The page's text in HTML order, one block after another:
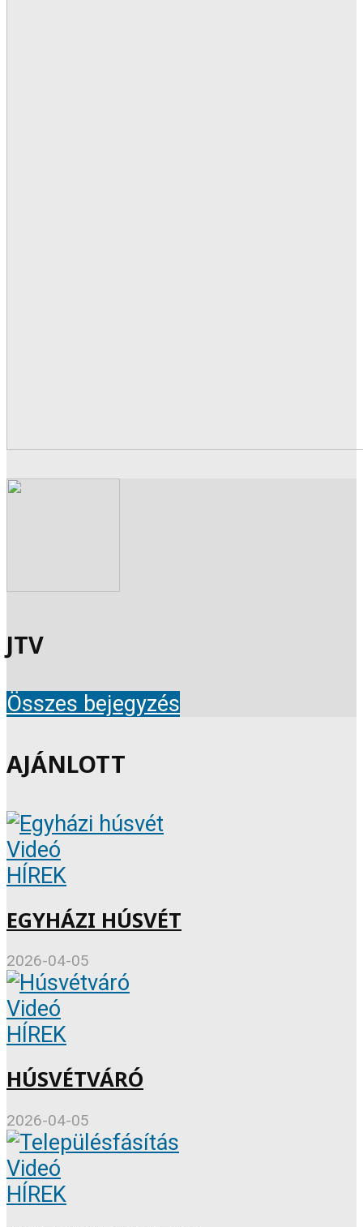
JTV
Összes bejegyzés
AJÁNLOTT
Videó
HÍREK
EGYHÁZI HÚSVÉT
2026-04-05
Videó
HÍREK
HÚSVÉTVÁRÓ
2026-04-05
Videó
HÍREK